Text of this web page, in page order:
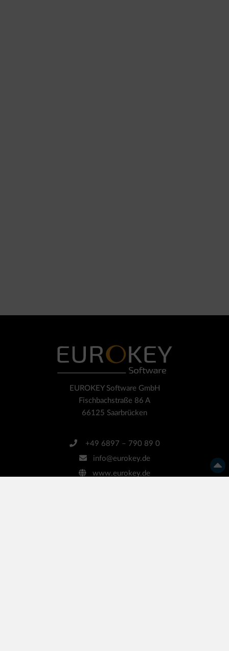
EUROKEY Software GmbH
Fischbachstraße 86 A
66125 Saarbrücken
+49 6897 – 790 89 0
info@eurokey.de
www.eurokey.de